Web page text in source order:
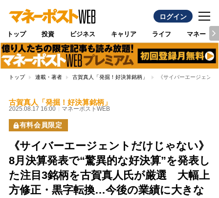
ログイン
トップ 投資 ビジネス キャリア ライフ マネー
トップ 連載・著者 古賀真人「発掘！好決算銘柄」 《サイバーエージェン
古賀真人「発掘！好決算銘柄」
2025.08.17 16:00 マネーポストWEB
有料会員限定
《サイバーエージェントだけじゃない》
8月決算発表で“驚異的な好決算”を発表し
た注目3銘柄を古賀真人氏が厳選 大幅上
方修正・黒字転換…今後の業績に大きな